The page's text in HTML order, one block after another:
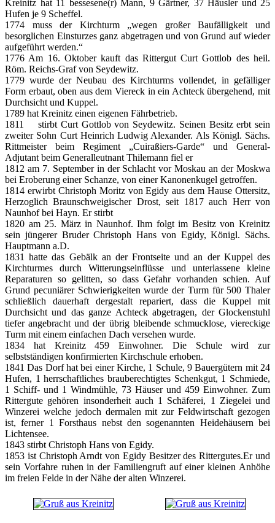
Kreinitz hat 11 bessesene(r) Mann, 9 Gärtner, 37 Häusler und 25
Hufen je 9 Scheffel.
1774 muss der Kirchturm „wegen großer Baufälligkeit und
besorglichen Einsturzes ganz abgetragen und von Grund auf wieder
aufgeführt werden.“
1776 Am 16. Oktober kauft das Rittergut Curt Gottlob des heil.
Röm. Reichs-Graf von Seydewitz.
1779 wurde der Neubau des Kirchturms vollendet, in gefälliger
Form erbaut, oben aus dem Viereck in ein Achteck übergehend, mit
Durchsicht und Kuppel.
1789 hat Kreinitz einen eigenen Fährbetrieb.
1811 stirbt Curt Gottlob von Seydewitz. Seinen Besitz erbt sein
zweiter Sohn Curt Heinrich Ludwig Alexander. Als Königl. Sächs.
Rittmeister beim Regiment „Cuiraßiers-Garde“ und General-
Adjutant beim Generalleutnant Thilemann fiel er
1812 am 7. September in der Schlacht vor Moskau an der Moskwa
bei Eroberung einer Schanze, von einer Kanonenkugel getroffen.
1814 erwirbt Christoph Moritz von Egidy aus dem Hause Ottersitz,
Herzoglich Braunschweigischer Drost, seit 1817 auch Herr von
Naunhof bei Hayn. Er stirbt
1820 am 25. März in Naunhof. Ihm folgt im Besitz von Kreinitz
sein jüngerer Bruder Christoph Hans von Egidy, Königl. Sächs.
Hauptmann a.D.
1831 hatte das Gebälk an der Frontseite und an der Kuppel des
Kirchturmes durch Witterungseinflüsse und unterlassene kleine
Reparaturen so gelitten, so dass Gefahr vorhanden schien. Auf
Grund pecuniärer Schwierigkeiten wurde der Turm für 500 Thaler
schließlich dauerhaft dergestalt repariert, dass die Kuppel mit
Durchsicht und das ganze Achteck abgetragen, der Glockenstuhl
tiefer angebracht und der übrig bleibende schmucklose, viereckige
Turm mit einem einfachen Dach versehen wurde.
1834 hat Kreinitz 459 Einwohner. Die Schule wird zur
selbstständigen konfirmierten Kirchschule erhoben.
1841 Das Dorf hat bei einer Kirche, 1 Schule, 9 Bauergütern mit 24
Hufen, 1 herrschaftliches brauberechtigtes Schenkgut, 1 Schmiede,
1 Schiff- und 1 Windmühle, 73 Häuser und 459 Einwohner. Zum
Rittergute gehören insonderheit auch 1 Schäferei, 1 Ziegelei und
Winzerei welche jedoch dermalen mit zur Feldwirtschaft gezogen
ist, ferner 1 Forsthaus nebst den sogenannten Heidehäusern bei
Lichtensee.
1843 stirbt Christoph Hans von Egidy.
1853 ist Christoph Arndt von Egidy Besitzer des Rittergutes.Er und
sein Vorfahre ruhen in der Familiengruft auf einer kleinen Anhöhe
im freien Felde in der Nähe der alten Winzerei.